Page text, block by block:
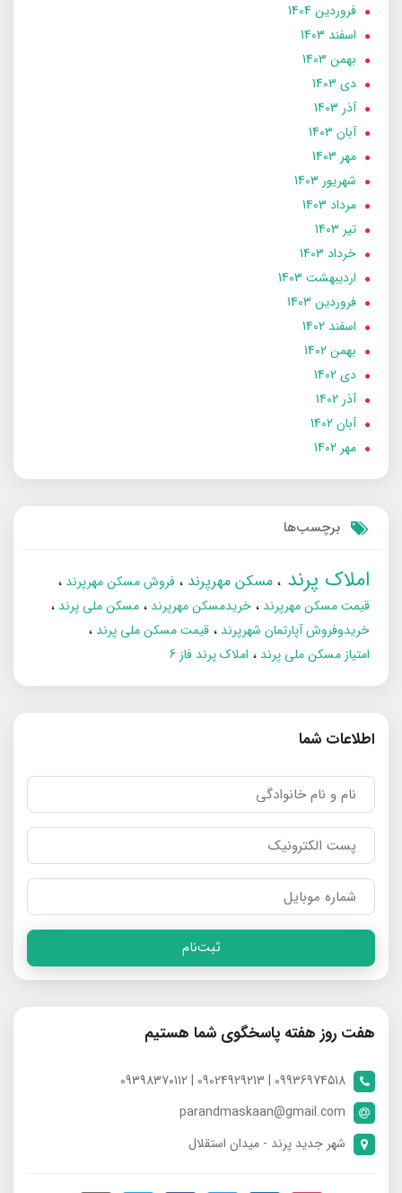
فروردین 1404
اسفند 1403
بهمن 1403
دی 1403
آذر 1403
آبان 1403
مهر 1403
شهریور 1403
مرداد 1403
تير 1403
خرداد 1403
ارديبهشت 1403
فروردین 1403
اسفند 1402
بهمن 1402
دی 1402
آذر 1402
آبان 1402
مهر 1402
برچسب‌ها
املاک پرند مسکن مهرپرند
فروش مسکن مهرپرند
قیمت مسکن مهرپرند
خریدمسکن مهرپرند
مسکن ملی پرند
خریدوفروش آپارتمان شهرپرند
قیمت مسکن ملی پرند
امتیاز مسکن ملی پرند
املاک پرند فاز 6
اطلاعات شما
ثبت‌نام
هفت روز هفته پاسخگوی شما هستیم
09936974518 | 09024929213 | 09398370112
parandmaskaan@gmail.com
شهر جدید پرند - میدان استقلال